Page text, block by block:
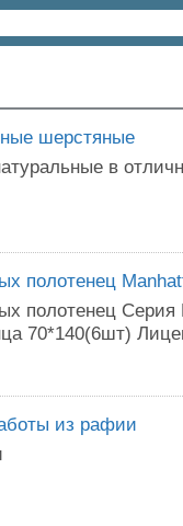
шерстяные
в
полотенец
полотенец Серия
70*140(6шт)
из рафии